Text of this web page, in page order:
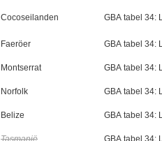
Cocoseilanden GBA tabel 34:
Faeröer GBA tabel 34:
Montserrat GBA tabel 34:
Norfolk GBA tabel 34:
Belize GBA tabel 34: